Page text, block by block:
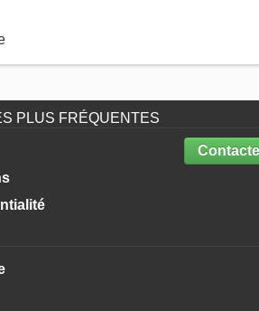
PLUS FRÉQUENTES